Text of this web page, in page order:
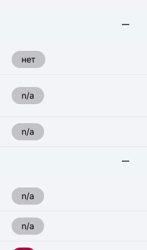
нет
n/a
n/a
n/a
n/a